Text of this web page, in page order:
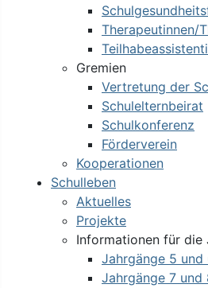
Therapeutinnen/
Gremien
Vertretung der
Schulelternbeirat
Schulkonferenz
Förderverein
Kooperationen
Schulleben
Aktuelles
Projekte
Informationen für die
Jahrgänge 5 und
Jahrgänge 7 und